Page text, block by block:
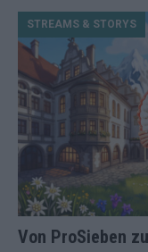
Von ProSieben
STREAMS & STORYS